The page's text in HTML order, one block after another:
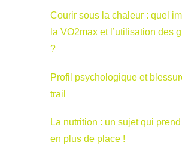
Courir sous la chaleur : quel
la VO2max et l’utilisation des
?
Profil psychologique et
trail
La nutrition : un sujet qui
en plus de place !